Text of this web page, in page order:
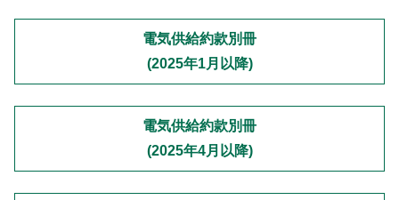
電気供給約款別冊
(2025年1月以降)
電気供給約款別冊
(2025年4月以降)